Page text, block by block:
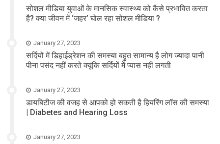
सोशल मीडिया युवाओं के मानसिक स्वास्थ्य को कैसे प्रभावित करता
है? क्या जीवन में ‘जहर’ घोल रहा सोशल मीडिया ?
January 27, 2023
सर्दियों में डिहाईड्रेशन की समस्या बहुत सामान्य है लोग ज्यादा पानी
पीना पसंद नहीं करते क्यूंकि सर्दियों में प्यास नहीं लगती
January 27, 2023
डायबिटीज की वजह से आपको हो सकती है हियरिंग लॉस की समस्या
| Diabetes and Hearing Loss
January 27, 2023